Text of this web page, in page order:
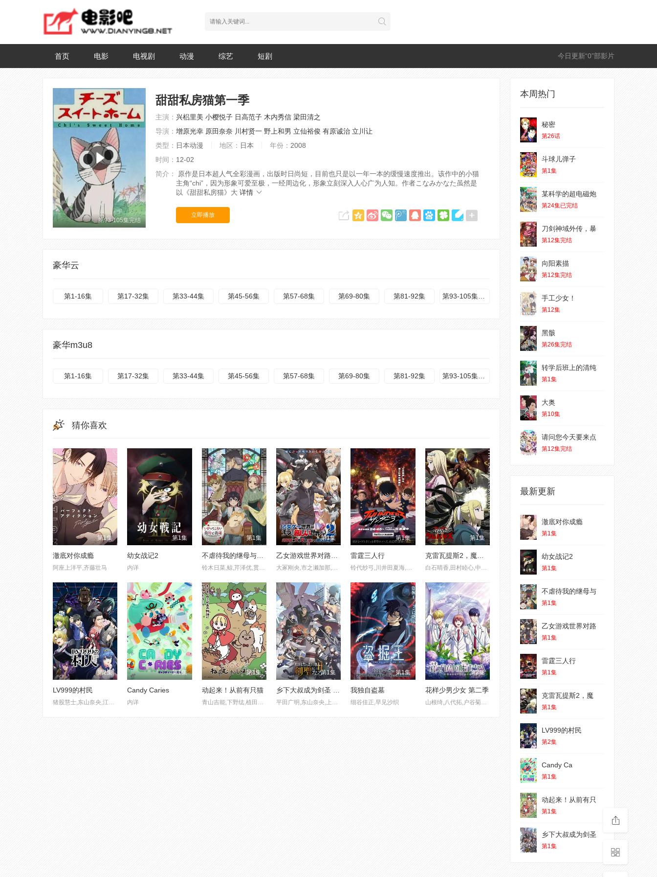
今日更新“0”部影片
首页 电影 电视剧 动漫 综艺 短剧
第93-105集完结
甜甜私房猫第一季
主演： 兴梠里美 小樱悦子 日高范子 木内秀信 梁田清之
导演： 增原光幸 原田奈奈 川村贤一 野上和男 立仙裕俊 有原诚治 立川让
类型： 日本动漫 地区： 日本 年份： 2008
时间： 12-02
简介：
原作是日本超人气全彩漫画，出版时日尚短，目前也只是以一年一本的缓慢速度推出。该作中的小猫
主角“chi”，因为形象可爱至极，一经周边化，形象立刻深入人心广为人知。作者こなみかなた虽然是
以《甜甜私房猫》大 详情
立即播放
豪华云
第1-16集 第17-32集 第33-44集 第45-56集 第57-68集 第69-80集 第81-92集
豪华m3u8
第1-16集 第17-32集 第33-44集 第45-56集 第57-68集 第69-80集 第81-92集
猜你喜欢
第1集
澈底对你成瘾
阿座上洋平,齐藤壮马
第1集
幼女战记2
内详
第1集
不虐待我的继母与继姐
铃木日菜,鲸,芹泽优,贯井柚佳,麦穗杏菜,根本京里,内山夕实,市道真央
第1集
乙女游戏世界对路人角色很不友好 第二季
大冢刚央,市之濑加那,菲鲁兹·蓝,石田彰,佐仓绫音,铃村健一,鸟海浩辅,立花慎之介,游佐浩二,桧山修之,竹内顺子
第1集
雷霆三人行
铃代纱弓,川井田夏海,秋山绘理
第1集
克雷瓦提斯2，魔兽之王与虚伪的勇者传承
白石晴香,田村睦心,中村悠一
第2集
LV999的村民
猪股慧士,东山奈央,江头宏哉
第1集
Candy Caries
内详
第1集
动起来！从前有只猫
青山吉能,下野纮,植田佳奈,宫本佳那子
第1集
平田广明,东山奈央,上田瞳
第1集
我独自盗墓
细谷佳正,早见沙织
第2集
花样少男少女 第二季
山根绮,八代拓,户谷菊之介
本周热门
秘密
第26话
斗球儿弹子
第1集
某科学的超电磁炮
第24集已完结
刀剑神域外传，暴
第12集完结
向阳素描
第12集完结
手工少女！
第12集
黑骸
第26集完结
转学后班上的清纯
第1集
大奥
第10集
请问您今天要来点
第12集完结
最新更新
澈底对你成瘾
第1集
幼女战记2
第1集
不虐待我的继母与
第1集
乙女游戏世界对路
第1集
雷霆三人行
第1集
克雷瓦提斯2，魔
第1集
LV999的村民
第2集
Candy Ca
第1集
动起来！从前有只
第1集
乡下大叔成为剑圣
第1集